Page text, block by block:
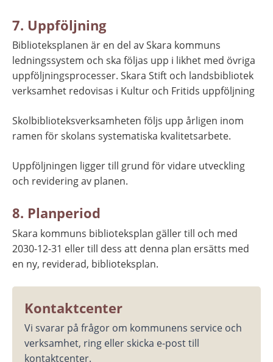
7. Uppföljning
Biblioteksplanen är en del av Skara kommuns
ledningssystem och ska följas upp i likhet med övriga
uppföljningsprocesser. Skara Stift och landsbibliotek
verksamhet redovisas i Kultur och Fritids uppföljning
Skolbiblioteksverksamheten följs upp årligen inom
ramen för skolans systematiska kvalitetsarbete.
Uppföljningen ligger till grund för vidare utveckling
och revidering av planen.
8. Planperiod
Skara kommuns biblioteksplan gäller till och med
2030-12-31 eller till dess att denna plan ersätts med
en ny, reviderad, biblioteksplan.
Kontaktcenter
Vi svarar på frågor om kommunens service och
verksamhet, ring eller skicka e-post till
kontaktcenter.